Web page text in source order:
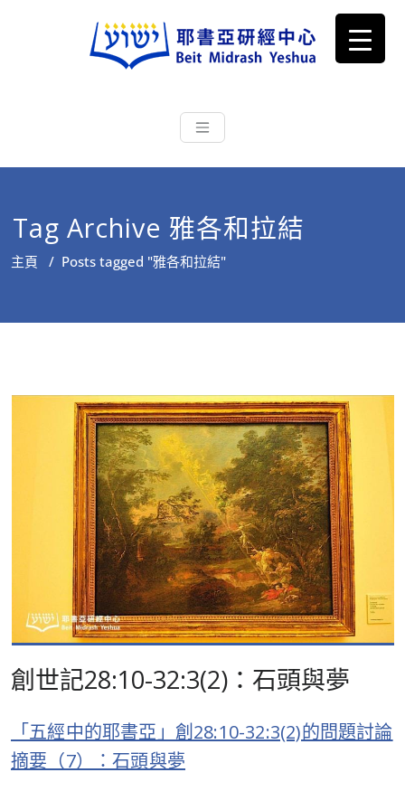
耶書亞研經中心
根源明白聖經，成為更好的門徒
Tag Archive 雅各和拉結
主頁 / Posts tagged "雅各和拉結"
創世記28:10-32:3(2)：石頭與夢
「五經中的耶書亞」創28:10-32:3(2)的問題討論
摘要（7）：石頭與夢